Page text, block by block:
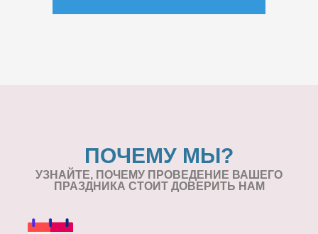
ПОЧЕМУ МЫ?
УЗНАЙТЕ, ПОЧЕМУ ПРОВЕДЕНИЕ ВАШЕГО
ПРАЗДНИКА СТОИТ ДОВЕРИТЬ НАМ